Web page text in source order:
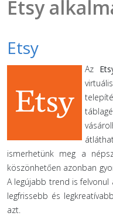
Etsy
Etsy
Az
ismerhetünk meg a
köszönhetően azonban
A legújabb trend is felvonul
legfrissebb és
azt.